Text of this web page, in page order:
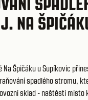
NA
Na Špičáku u Supíkovic
spadlého stromu,
sklad - naštěstí místo